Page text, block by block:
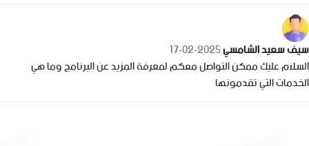
سيف سعيد الشامسي2025-02-17
السلام عليك ممكن التواصل معكم لمعرفة المزيد عن البرنامج وما هي
الخدمات التي تقدمونها